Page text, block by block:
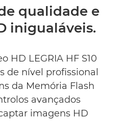
qualidade e
inigualáveis.
HD LEGRIA HF S10
de nível profissional
da Memória Flash
avançados
imagens HD